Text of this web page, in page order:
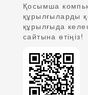
Қосымша
құрылғыларды
құрылғыда
сайтына өтіңіз!